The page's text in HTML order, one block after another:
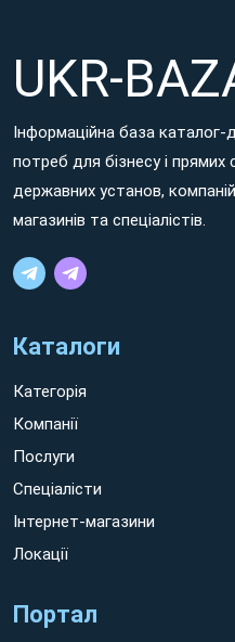
UKR-
Інформаційна база каталог-
потреб для бізнесу і прямих
державних установ,
магазинів та спеціалістів.
Каталоги
Категорія
Компанії
Послуги
Спеціалісти
Інтернет-магазини
Локації
Портал